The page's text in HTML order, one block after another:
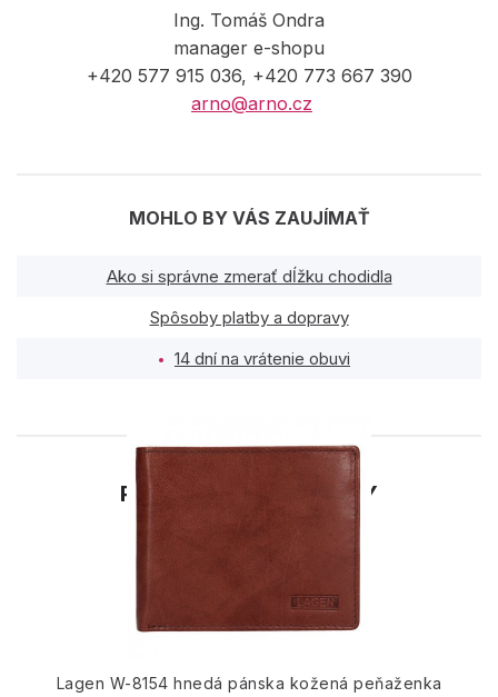
Ing. Tomáš Ondra
manager e-shopu
+420 577 915 036, +420 773 667 390
arno@arno.cz
MOHLO BY VÁS ZAUJÍMAŤ
Ako si správne zmerať dĺžku chodidla
Spôsoby platby a dopravy
14 dní na vrátenie obuvi
PODOBNÉ PRODUKTY
Lagen W-8154 hnedá pánska kožená peňaženka